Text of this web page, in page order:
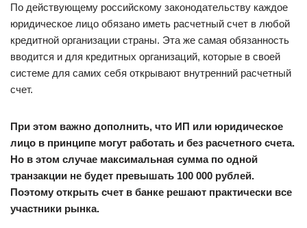
По действующему российскому законодательству каждое
юридическое лицо обязано иметь расчетный счет в любой
кредитной организации страны. Эта же самая обязанность
вводится и для кредитных организаций, которые в своей
системе для самих себя открывают внутренний расчетный
счет.
При этом важно дополнить, что ИП или юридическое
лицо в принципе могут работать и без расчетного счета.
Но в этом случае максимальная сумма по одной
транзакции не будет превышать 100 000 рублей.
Поэтому открыть счет в банке решают практически все
участники рынка.